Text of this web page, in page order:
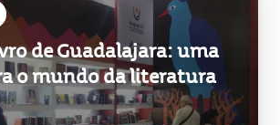
de Guadalajara: uma
o mundo da literatura